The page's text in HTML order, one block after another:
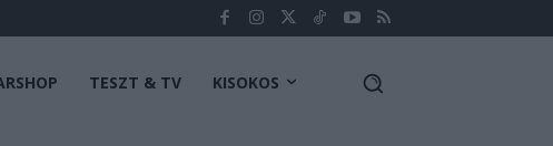
TESZT & TV KISOKOS